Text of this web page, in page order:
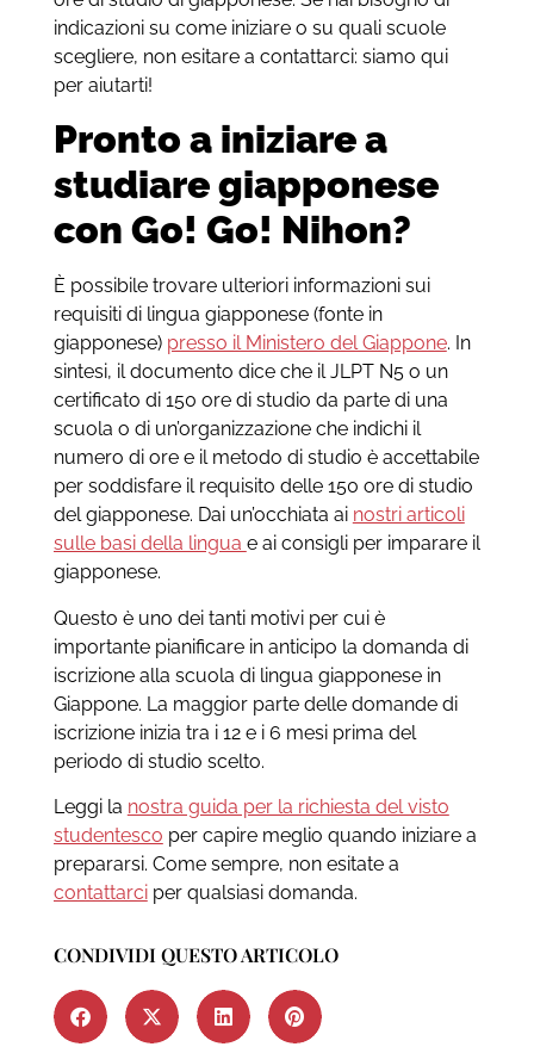
indicazioni su come iniziare o su quali scuole
scegliere, non esitare a contattarci: siamo qui
per aiutarti!
Pronto a iniziare a
studiare giapponese
con Go! Go! Nihon?
È possibile trovare ulteriori informazioni sui
requisiti di lingua giapponese (fonte in
giapponese) presso il Ministero del Giappone. In
sintesi, il documento dice che il JLPT N5 o un
certificato di 150 ore di studio da parte di una
scuola o di un’organizzazione che indichi il
numero di ore e il metodo di studio è accettabile
per soddisfare il requisito delle 150 ore di studio
del giapponese. Dai un’occhiata ai nostri articoli
sulle basi della lingua e ai consigli per imparare il
giapponese.
Questo è uno dei tanti motivi per cui è
importante pianificare in anticipo la domanda di
iscrizione alla scuola di lingua giapponese in
Giappone. La maggior parte delle domande di
iscrizione inizia tra i 12 e i 6 mesi prima del
periodo di studio scelto.
Leggi la nostra guida per la richiesta del visto
studentesco per capire meglio quando iniziare a
prepararsi. Come sempre, non esitate a
contattarciper qualsiasi domanda.
CONDIVIDI QUESTO ARTICOLO